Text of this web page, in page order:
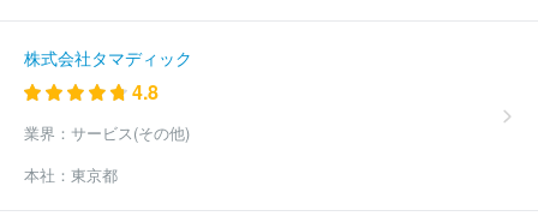
株式会社タマディック
4.8
業界： サービス(その他)
本社： 東京都